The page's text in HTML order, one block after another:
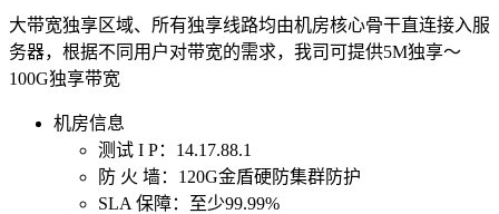
数据备份
快照备份灵活多变
确保信息的安全性
专线上网
企业专线上网
大带宽独享区域、所有独享线路均由机房核心骨干直连接入服
务器，根据不同用户对带宽的需求，我司可提供5M独享～
100G独享带宽
机房信息
测试 I P： 14.17.88.1
防 火 墙： 120G金盾硬防集群防护
SLA 保障： 至少99.99%